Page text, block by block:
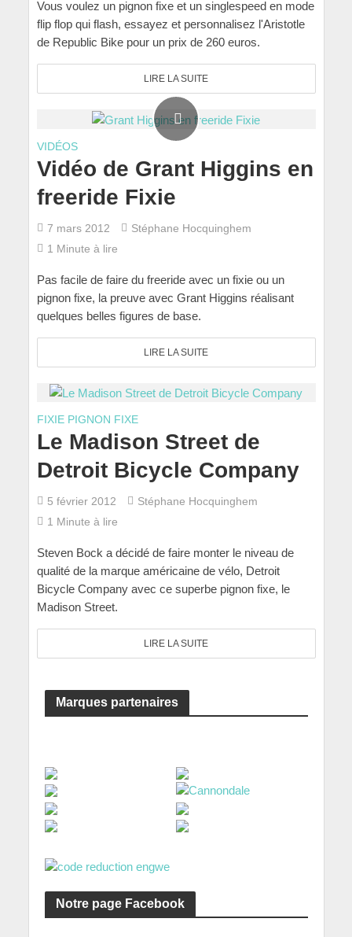
Vous voulez un pignon fixe et un singlespeed en mode
flip flop qui flash, essayez et personnalisez l'Aristotle
de Republic Bike pour un prix de 260 euros.
LIRE LA SUITE
VIDÉOS
Vidéo de Grant Higgins en
freeride Fixie
7 mars 2012
Stéphane Hocquinghem
1 Minute à lire
Pas facile de faire du freeride avec un fixie ou un
pignon fixe, la preuve avec Grant Higgins réalisant
quelques belles figures de base.
LIRE LA SUITE
FIXIE PIGNON FIXE
Le Madison Street de
Detroit Bicycle Company
5 février 2012
Stéphane Hocquinghem
1 Minute à lire
Steven Bock a décidé de faire monter le niveau de
qualité de la marque américaine de vélo, Detroit
Bicycle Company avec ce superbe pignon fixe, le
Madison Street.
LIRE LA SUITE
Marques partenaires
Notre page Facebook